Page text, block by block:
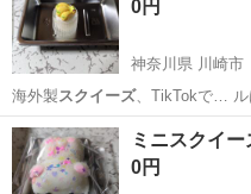
0円
神奈川県 川崎市
海外製スクイーズ、TikTokで… ル
うなもの… ください。 #スクイー
神奈川 川崎市 その他
ミニスクイー
0円